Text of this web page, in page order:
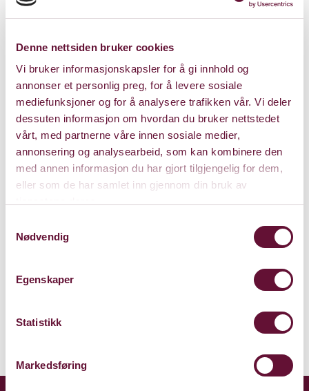
Denne nettsiden bruker cookies
Vi bruker informasjonskapsler for å gi innhold og
annonser et personlig preg, for å levere sosiale
mediefunksjoner og for å analysere trafikken vår. Vi deler
dessuten informasjon om hvordan du bruker nettstedet
vårt, med partnerne våre innen sosiale medier,
annonsering og analysearbeid, som kan kombinere den
med annen informasjon du har gjort tilgjengelig for dem,
eller som de har samlet inn gjennom din bruk av
Nødvendig
Egenskaper
Statistikk
Markedsføring
Franzefossveien 18, 1336 Sandvika
Kart